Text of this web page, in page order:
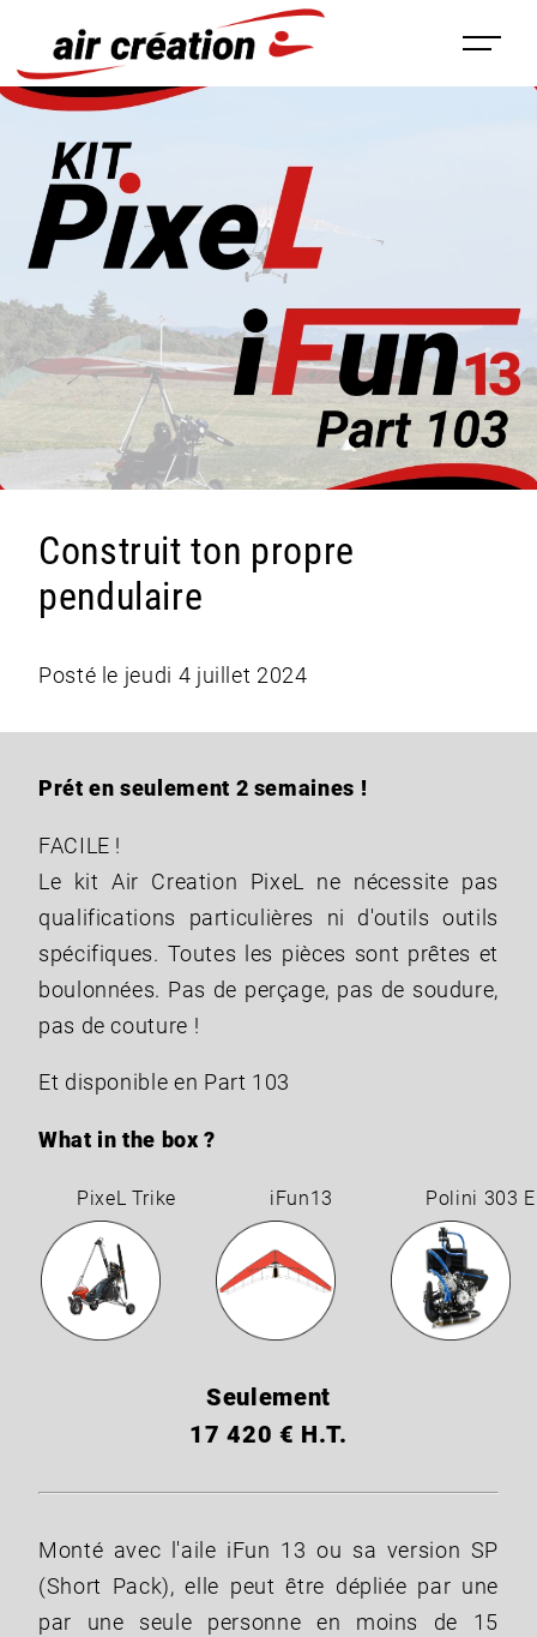
Construit ton propre
pendulaire
Posté le jeudi 4 juillet 2024
Prét en seulement 2 semaines !
FACILE !
Le kit Air Creation PixeL ne nécessite pas
qualifications particulières ni d'outils outils
spécifiques. Toutes les pièces sont prêtes et
boulonnées. Pas de perçage, pas de soudure,
pas de couture !
Et disponible en Part 103
What in the box ?
PixeL Trike iFun13 Polini 303
Seulement
17 420 € H.T.
Monté avec l'aile iFun 13 ou sa version SP
(Short Pack), elle peut être dépliée par une
par une seule personne en moins de 15
Panneau de gestion des cookies